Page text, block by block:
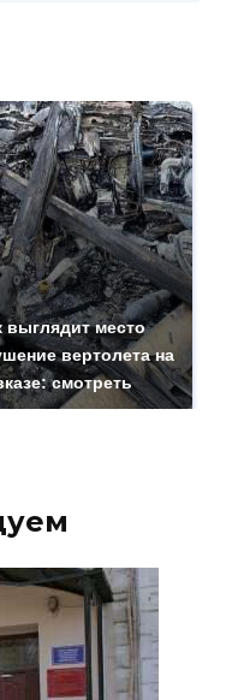
выглядит место
вертолета на
смотреть